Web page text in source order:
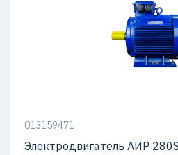
013159471
Электродвигатель AИР